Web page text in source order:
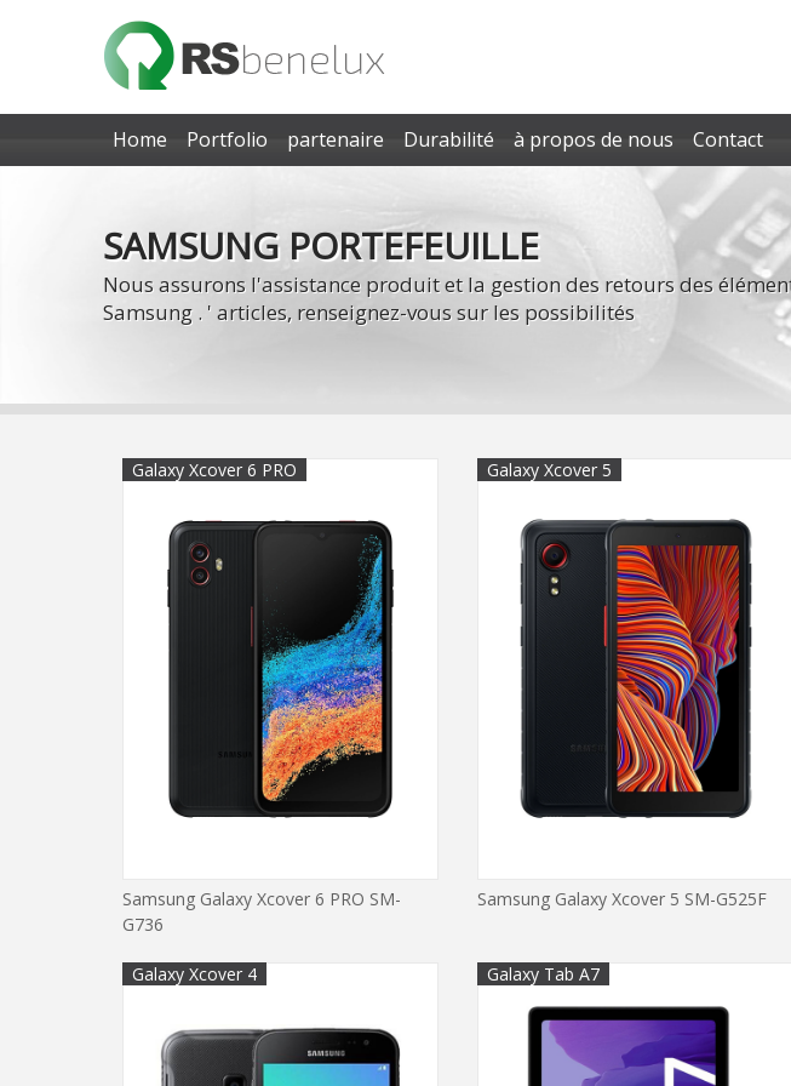
Home Portfolio partenaire Durabilité à propos de nous Contact
SAMSUNG PORTEFEUILLE
Nous assurons l'assistance produit et la gestion des retours des
Samsung . ' articles, renseignez-vous sur les possibilités
Galaxy Xcover 6 PRO
Samsung Galaxy Xcover 6 PRO SM-
G736
Galaxy Xcover 5
Samsung Galaxy Xcover 5 SM-G525F
Galaxy Xcover 4 Galaxy Tab A7